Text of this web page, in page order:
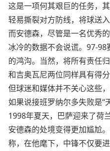
这是一项何其艰巨的任务，
轻易撕裂对方防线，将球送
而安德森，尽管是一名优秀
冰冷的数据不会说谎。97-98
的鸿沟。当然，将所有责任
和吉奥瓦尼两位同样具有得
但球迷和媒体并不关心这些
如果说接班罗纳尔多失败是“
1998年夏天，巴萨迎来了荷
安德森的处境变得更加尴尬
称，在他麾下，中锋不仅要